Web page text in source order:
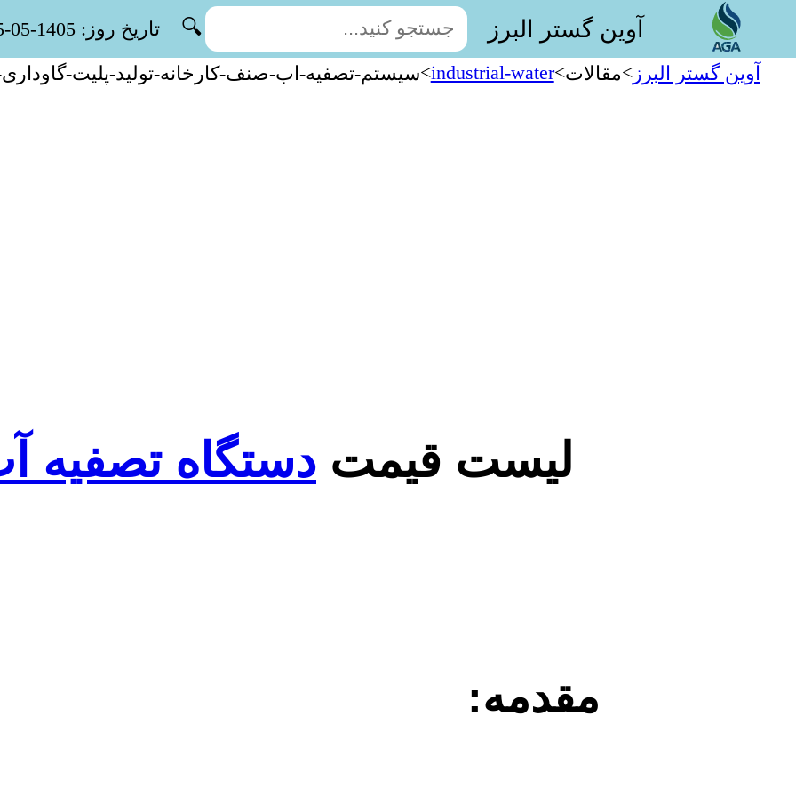
آوین گستر البرز 🔍 تاریخ روز: 1405-05-15
لیست قیمت دستگاه تصفیه
آوین گستر البرز>مقالات>
industrial-water
>سیستم-تصفیه-اب-صنف-کارخانه-تولید-پلیت-
مقدمه: